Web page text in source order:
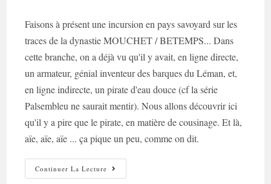
Faisons à présent une incursion en pays savoyard sur les
traces de la dynastie MOUCHET / BETEMPS... Dans
cette branche, on a déjà vu qu'il y avait, en ligne directe,
un armateur, génial inventeur des barques du Léman, et,
en ligne indirecte, un pirate d'eau douce (cf la série
Palsembleu ne saurait mentir). Nous allons découvrir ici
qu'il y a pire que le pirate, en matière de cousinage. Et là,
aïe, aïe, aïe ... ça pique un peu, comme on dit.
Continuer La Lecture On
Ne